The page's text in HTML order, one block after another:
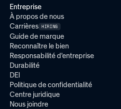
Entreprise
À propos de nous
Carrières HIRING
Guide de marque
Reconnaître le bien
Responsabilité d'entreprise
Durabilité
DEI
Politique de confidentialité
Centre juridique
Nous joindre